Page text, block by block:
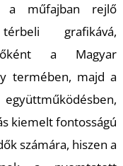
műfajban rejlő
grafikává,
a Magyar
termében, majd a
kiemelt fontosságú
számára, hiszen a